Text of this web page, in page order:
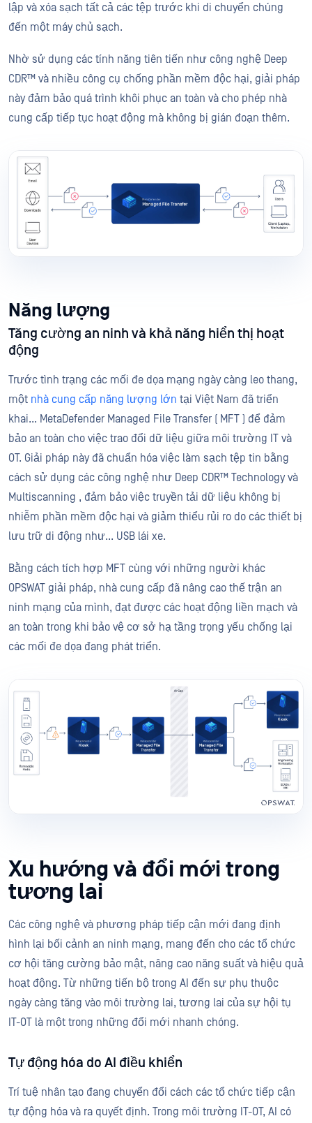
lập và xóa sạch tất cả các tệp trước khi di chuyển chúng
đến một máy chủ sạch.
Nhờ sử dụng các tính năng tiên tiến như công nghệ Deep
CDR™ và nhiều công cụ chống phần mềm độc hại, giải pháp
này đảm bảo quá trình khôi phục an toàn và cho phép nhà
cung cấp tiếp tục hoạt động mà không bị gián đoạn thêm.
Năng lượng
Tăng cường an ninh và khả năng hiển thị hoạt
động
Trước tình trạng các mối đe dọa mạng ngày càng leo thang,
một nhà cung cấp năng lượng lớn tại Việt Nam đã triển
khai... MetaDefender Managed File Transfer ( MFT ) để đảm
bảo an toàn cho việc trao đổi dữ liệu giữa môi trường IT và
OT. Giải pháp này đã chuẩn hóa việc làm sạch tệp tin bằng
cách sử dụng các công nghệ như Deep CDR™ Technology và
Multiscanning , đảm bảo việc truyền tải dữ liệu không bị
nhiễm phần mềm độc hại và giảm thiểu rủi ro do các thiết bị
lưu trữ di động như... USB lái xe.
Bằng cách tích hợp MFT cùng với những người khác
OPSWAT giải pháp, nhà cung cấp đã nâng cao thế trận an
ninh mạng của mình, đạt được các hoạt động liền mạch và
an toàn trong khi bảo vệ cơ sở hạ tầng trọng yếu chống lại
các mối đe dọa đang phát triển.
Xu hướng và đổi mới trong
tương lai
Các công nghệ và phương pháp tiếp cận mới đang định
hình lại bối cảnh an ninh mạng, mang đến cho các tổ chức
cơ hội tăng cường bảo mật, nâng cao năng suất và hiệu quả
hoạt động. Từ những tiến bộ trong AI đến sự phụ thuộc
ngày càng tăng vào môi trường lai, tương lai của sự hội tụ
IT-OT là một trong những đổi mới nhanh chóng.
Tự động hóa do AI điều khiển
Trí tuệ nhân tạo đang chuyển đổi cách các tổ chức tiếp cận
tự động hóa và ra quyết định. Trong môi trường IT-OT, AI có